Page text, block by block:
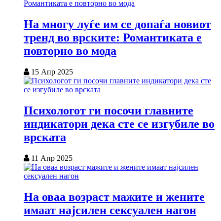
На многу луѓе им се допаѓа новиот
тренд во врските: Романтиката е
повторно во мода
15 Апр 2025
Психологот ги посочи главните
индикатори дека сте се изгубиле во
врската
11 Апр 2025
На оваа возраст мажите и жените
имаат најсилен сексуален нагон